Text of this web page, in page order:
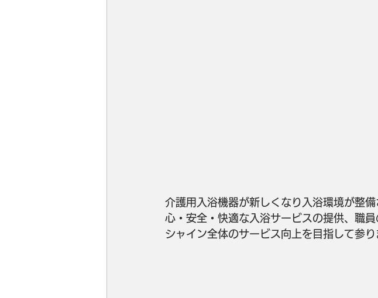
介護用入浴機器が新しくなり入浴環境が整
心・安全・快適な入浴サービスの提供、職
シャイン全体のサービス向上を目指して参り